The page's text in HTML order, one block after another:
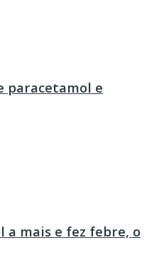
paracetamol e
a mais e fez febre, o